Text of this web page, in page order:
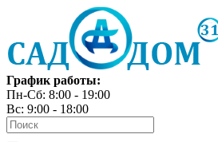
График работы:
Пн-Сб: 8:00 - 19:00
Вс: 9:00 - 18:00